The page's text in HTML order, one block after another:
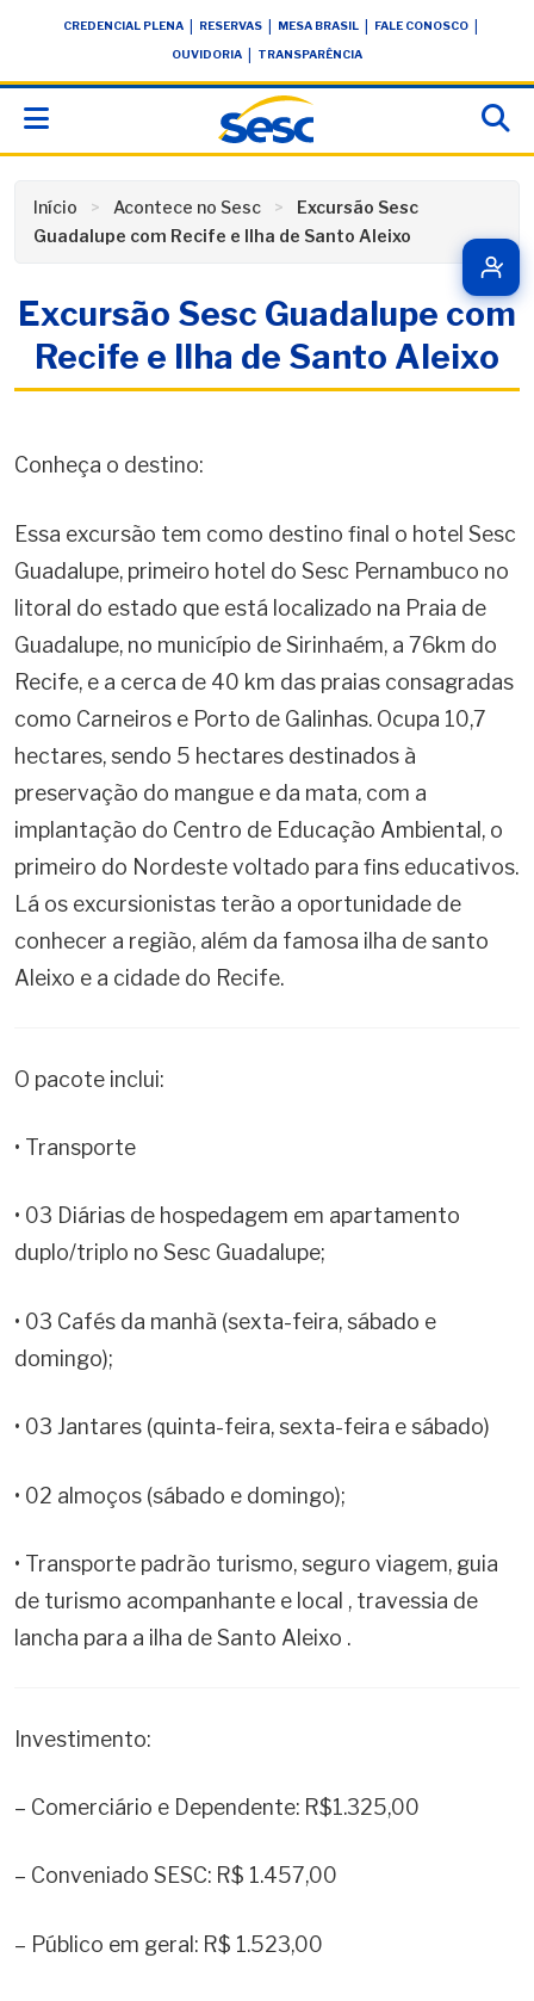
conteúdoCREDENCIAL PLENA RESERVAS MESA BRASIL FALE CONOSCO
OUVIDORIA TRANSPARÊNCIA
Início Acontece no Sesc
Excursão Sesc
Guadalupe com Recife e Ilha de Santo Aleixo
Excursão Sesc Guadalupe com
Recife e Ilha de Santo Aleixo
Conheça o destino:
Essa excursão tem como destino final o hotel Sesc
Guadalupe, primeiro hotel do Sesc Pernambuco no
litoral do estado que está localizado na Praia de
Guadalupe, no município de Sirinhaém, a 76km do
Recife, e a cerca de 40 km das praias consagradas
como Carneiros e Porto de Galinhas. Ocupa 10,7
hectares, sendo 5 hectares destinados à
preservação do mangue e da mata, com a
implantação do Centro de Educação Ambiental, o
primeiro do Nordeste voltado para fins educativos.
Lá os excursionistas terão a oportunidade de
conhecer a região, além da famosa ilha de santo
Aleixo e a cidade do Recife.
O pacote inclui:
• Transporte
• 03 Diárias de hospedagem em apartamento
duplo/triplo no Sesc Guadalupe;
• 03 Cafés da manhã (sexta-feira, sábado e
domingo);
• 03 Jantares (quinta-feira, sexta-feira e sábado)
• 02 almoços (sábado e domingo);
• Transporte padrão turismo, seguro viagem, guia
de turismo acompanhante e local , travessia de
lancha para a ilha de Santo Aleixo .
Investimento:
– Comerciário e Dependente: R$1.325,00
– Conveniado SESC: R$ 1.457,00
– Público em geral: R$ 1.523,00